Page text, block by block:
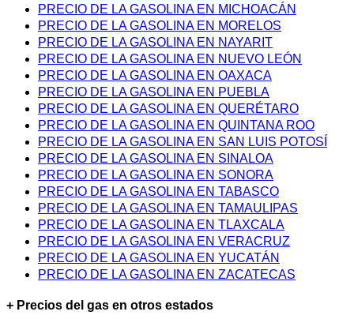
PRECIO DE LA GASOLINA EN MICHOACÁN
PRECIO DE LA GASOLINA EN MORELOS
PRECIO DE LA GASOLINA EN NAYARIT
PRECIO DE LA GASOLINA EN NUEVO LEÓN
PRECIO DE LA GASOLINA EN OAXACA
PRECIO DE LA GASOLINA EN PUEBLA
PRECIO DE LA GASOLINA EN QUERÉTARO
PRECIO DE LA GASOLINA EN QUINTANA ROO
PRECIO DE LA GASOLINA EN SAN LUIS POTOSÍ
PRECIO DE LA GASOLINA EN SINALOA
PRECIO DE LA GASOLINA EN SONORA
PRECIO DE LA GASOLINA EN TABASCO
PRECIO DE LA GASOLINA EN TAMAULIPAS
PRECIO DE LA GASOLINA EN TLAXCALA
PRECIO DE LA GASOLINA EN VERACRUZ
PRECIO DE LA GASOLINA EN YUCATÁN
PRECIO DE LA GASOLINA EN ZACATECAS
+ Precios del gas en otros estados